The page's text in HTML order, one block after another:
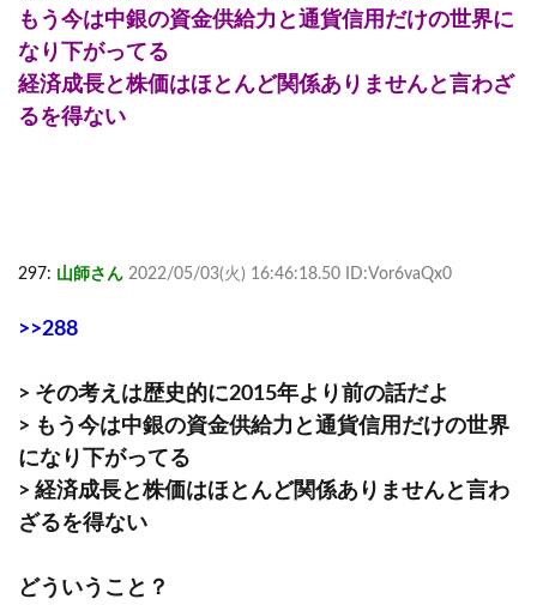
もう今は中銀の資金供給力と通貨信用だけの世界に
なり下がってる
経済成長と株価はほとんど関係ありませんと言わざ
るを得ない
297: 山師さん 2022/05/03(火) 16:46:18.50 ID:Vor6vaQx0
>>288
> その考えは歴史的に2015年より前の話だよ
> もう今は中銀の資金供給力と通貨信用だけの世界
になり下がってる
> 経済成長と株価はほとんど関係ありませんと言わ
ざるを得ない
どういうこと？